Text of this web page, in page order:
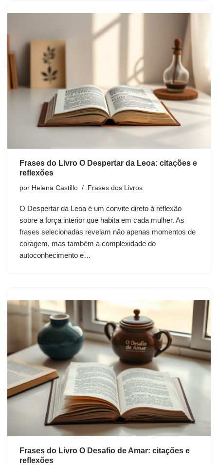
Frases do Livro O Despertar da Leoa: citações e
reflexões
por Helena Castillo Frases dos Livros
O Despertar da Leoa é um convite direto à reflexão
sobre a força interior que habita em cada mulher. As
frases selecionadas revelam não apenas momentos de
coragem, mas também a complexidade do
autoconhecimento e…
Frases do Livro O Desafio de Amar: citações e
reflexões